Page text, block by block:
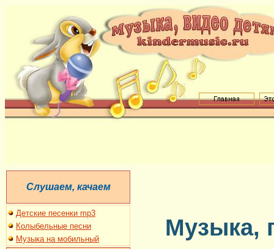
Cлушаем, качаем
Детские песенки mp3
Колыбельные песни
Музыка на мобильный
Музыка,